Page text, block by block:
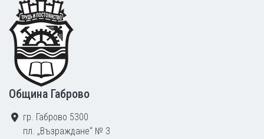
Footer
Община Габрово
гр. Габрово 5300
пл. „Възраждане“ № 3